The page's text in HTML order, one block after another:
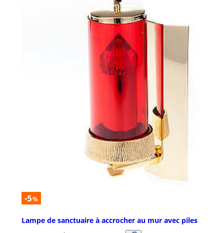
-5%
Lampe de sanctuaire à accrocher au mur avec piles